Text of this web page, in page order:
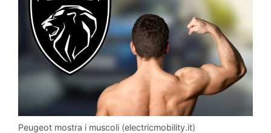
Peugeot mostra i muscoli (electricmobility.it)